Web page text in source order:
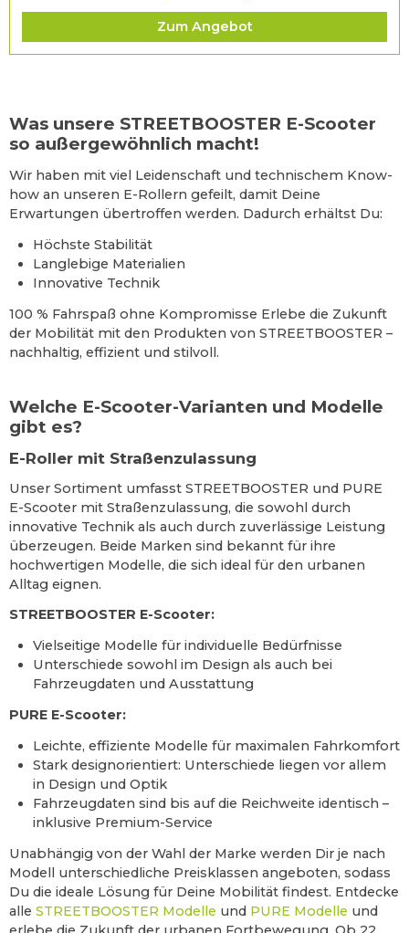
Zum Angebot
Was unsere STREETBOOSTER E-Scooter
so außergewöhnlich macht!
Wir haben mit viel Leidenschaft und technischem Know-
how an unseren E-Rollern gefeilt, damit Deine
Erwartungen übertroffen werden. Dadurch erhältst Du:
Höchste Stabilität
Langlebige Materialien
Innovative Technik
100 % Fahrspaß ohne Kompromisse Erlebe die Zukunft
der Mobilität mit den Produkten von STREETBOOSTER –
nachhaltig, effizient und stilvoll.
Welche E-Scooter-Varianten und Modelle
gibt es?
E-Roller mit Straßenzulassung
Unser Sortiment umfasst STREETBOOSTER und PURE
E-Scooter mit Straßenzulassung, die sowohl durch
innovative Technik als auch durch zuverlässige Leistung
überzeugen. Beide Marken sind bekannt für ihre
hochwertigen Modelle, die sich ideal für den urbanen
Alltag eignen.
STREETBOOSTER E-Scooter:
Vielseitige Modelle für individuelle Bedürfnisse
Unterschiede sowohl im Design als auch bei
Fahrzeugdaten und Ausstattung
PURE E-Scooter:
Leichte, effiziente Modelle für maximalen Fahrkomfort
Stark designorientiert: Unterschiede liegen vor allem
in Design und Optik
Fahrzeugdaten sind bis auf die Reichweite identisch –
inklusive Premium-Service
Unabhängig von der Wahl der Marke werden Dir je nach
Modell unterschiedliche Preisklassen angeboten, sodass
Du die ideale Lösung für Deine Mobilität findest. Entdecke
alle STREETBOOSTER Modelle und PURE Modelle und